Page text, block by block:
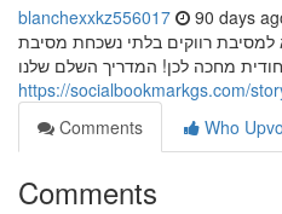
blanchexxkz556017 90 days
רווקים בלתי נשכחת מסיבת
מחכה לכן! המדריך השלם שלנו
https://socialbookmarkgs.com/
Comments
Who
Comments